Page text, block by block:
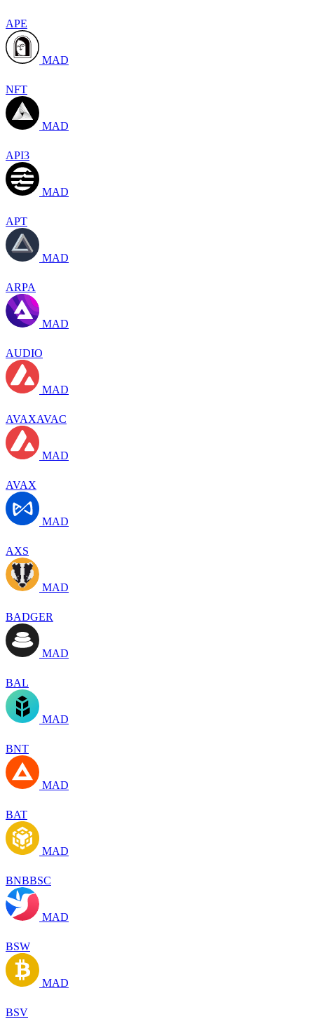
APE
MAD
NFT
MAD
API3
MAD
APT
MAD
ARPA
MAD
AUDIO
MAD
AVAXAVAC
MAD
AVAX
MAD
AXS
MAD
BADGER
MAD
BAL
MAD
BNT
MAD
BAT
MAD
BNBBSC
MAD
BSW
MAD
BSV